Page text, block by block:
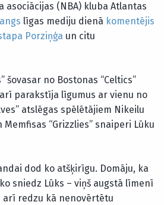
asociācijas (NBA) kluba Atlantas
līgas mediju dienā komentējis
Porziņģa un citu
šovasar no Bostonas “Celtics”
parakstīja līgumus ar vienu no
atslēgas spēlētājiem Nikeilu
“Grizzlies” snaiperi Lūku
dod ko atšķirīgu. Domāju, ka
sniedz Lūks – viņš augstā līmenī
arī redzu kā nenovērtētu